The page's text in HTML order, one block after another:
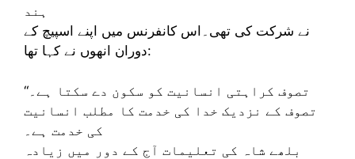
ہند
نے شرکت کی تھی۔اس کانفرنس میں اپنے اسپیچ کے
دوران انھوں نے کہا تھا:
“تصوف کراہتی انسانیت کو سکون دے سکتا ہے۔
تصوف کے نزدیک خدا کی خدمت کا مطلب انسانیت
کی خدمت ہے۔
بلھے شاہ کی تعلیمات آج کے دور میں زیادہ